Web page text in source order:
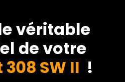
véritable
de votre
SW II !